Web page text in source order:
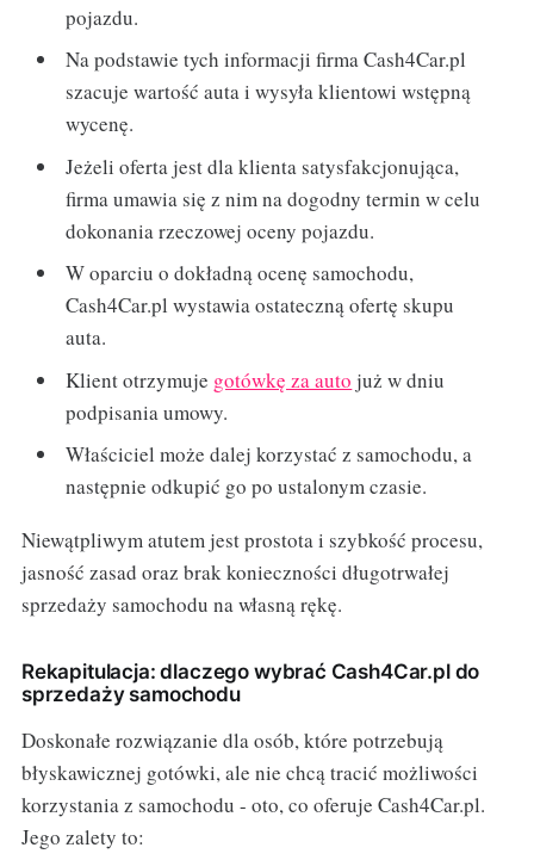
pojazdu.
Na podstawie tych informacji firma Cash4Car.pl
szacuje wartość auta i wysyła klientowi wstępną
wycenę.
Jeżeli oferta jest dla klienta satysfakcjonująca,
firma umawia się z nim na dogodny termin w celu
dokonania rzeczowej oceny pojazdu.
W oparciu o dokładną ocenę samochodu,
Cash4Car.pl wystawia ostateczną ofertę skupu
auta.
Klient otrzymuje gotówkę za auto już w dniu
podpisania umowy.
Właściciel może dalej korzystać z samochodu, a
następnie odkupić go po ustalonym czasie.
Niewątpliwym atutem jest prostota i szybkość procesu,
jasność zasad oraz brak konieczności długotrwałej
sprzedaży samochodu na własną rękę.
Rekapitulacja: dlaczego wybrać Cash4Car.pl do
sprzedaży samochodu
Doskonałe rozwiązanie dla osób, które potrzebują
błyskawicznej gotówki, ale nie chcą tracić możliwości
korzystania z samochodu - oto, co oferuje Cash4Car.pl.
Jego zalety to: